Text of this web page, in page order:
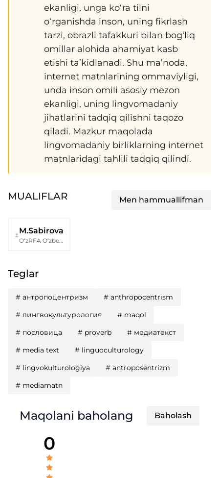
ekanligi, unga ko‘ra tilni
o‘rganishda inson, uning fikrlash
tarzi, obrazli tafakkuri bilan bog‘liq
omillar alohida ahamiyat kasb
etishi ta’kidlanadi. Shu ma’noda,
internet matnlarining ommaviyligi,
unda inson omili asosiy mezon
ekanligi, uning lingvomadaniy
jihatlarini tadqiq qilishni taqozo
qiladi. Mazkur maqolada
lingvomadaniy birliklarning internet
matnlaridagi tahlili tadqiq qilindi.
MUALIFLAR Men hammuallifman
M.Sabirova
O‘zRFA O‘zbek tili, adabiyoti va folklori instituti doktoranti (DSc)
Teglar
# антропоцентризм # anthropocentrism
# лингвокультурология # maqol
# пословица # proverb # медиатекст
# media text # linguoculturology
# lingvokulturologiya # antroposentrizm
# mediamatn
Maqolani baholang Baholash
0